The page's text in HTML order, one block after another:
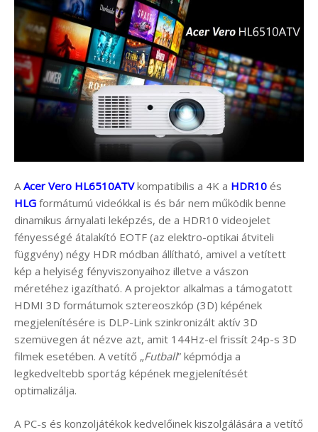
AAcer Vero HL6510ATVkompatibilis a 4K a HDR10 és
HLG formátumú videókkal is és bár nem működik benne
dinamikus árnyalati leképzés, de a HDR10 videojelet
fényességé átalakító EOTF (az elektro-optikai átviteli
függvény) négy HDR módban állítható, amivel a vetített
kép a helyiség fényviszonyaihoz illetve a vászon
méretéhez igazítható. A projektor alkalmas a támogatott
HDMI 3D formátumok sztereoszkóp (3D) képének
megjelenítésére is DLP-Link szinkronizált aktív 3D
szemüvegen át nézve azt, amit 144Hz-el frissít 24p-s 3D
filmek esetében. A vetítő „Futball” képmódja a
legkedveltebb sportág képének megjelenítését
optimalizálja.
A PC-s és konzoljátékok kedvelőinek kiszolgálására a vetítő